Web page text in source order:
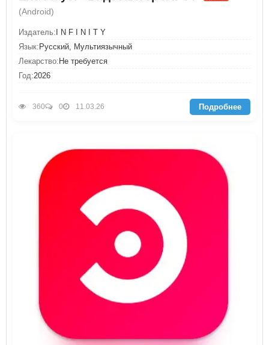
(Android)
Издатель: I N F I N I T Y
Язык: Русский, Мультиязычный
Лекарство: Не требуется
Год:2026
360 0 11.03.26 Подробнее